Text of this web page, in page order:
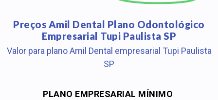
Preços Amil Dental Plano Odontológico
Empresarial Tupi Paulista SP
Valor para plano Amil Dental empresarial Tupi Paulista
SP
PLANO EMPRESARIAL MÍNIMO